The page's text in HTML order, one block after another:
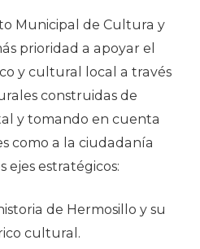
Municipal de Cultura y
prioridad a apoyar el
y cultural local a través
construidas de
y tomando en cuenta
como a la ciudadanía
ejes estratégicos:
de Hermosillo y su
cultural.